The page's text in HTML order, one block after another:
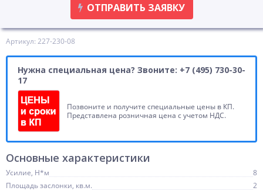
Артикул: 227-230-08
Нужна специальная цена? Звоните: +7 (495) 730-30-
17
Позвоните и получите специальные цены в КП.
Представлена розничная цена с учетом НДС.
ОТПРАВИТЬ ЗАЯВКУ
Основные характеристики
Усилие, Н*м
8
Площадь заслонки, кв.м.
2